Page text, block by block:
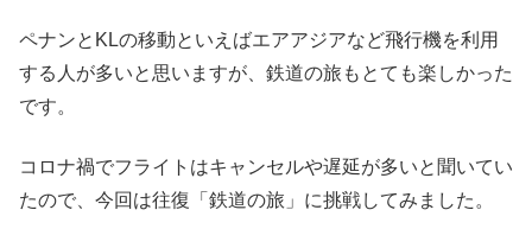
ペナンとKLの移動といえばエアアジアなど飛行機を利用
する人が多いと思いますが、鉄道の旅もとても楽しかった
です。
コロナ禍でフライトはキャンセルや遅延が多いと聞いてい
たので、今回は往復「鉄道の旅」に挑戦してみました。